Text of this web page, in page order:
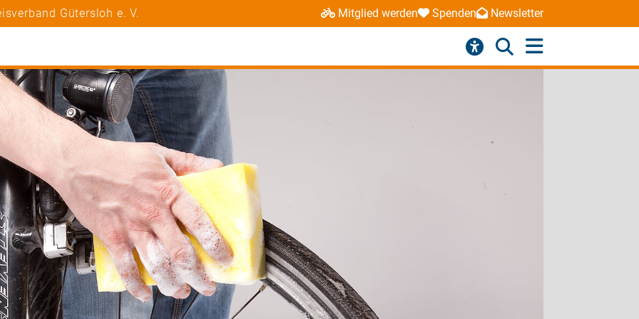
Gütersloh e. V. Mitglied werden Spenden Newsletter